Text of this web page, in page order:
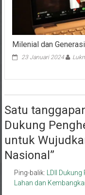
Milenial dan
23 Januari 2024
Dukung
untuk
Nasional”
Lahan dan